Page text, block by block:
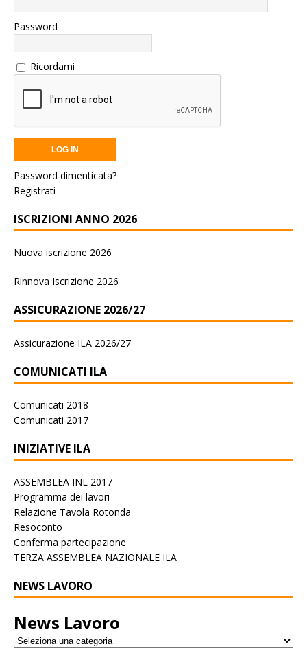
Password
Ricordami
Password dimenticata?
Registrati
ISCRIZIONI ANNO 2026
Nuova iscrizione 2026
Rinnova Iscrizione 2026
ASSICURAZIONE 2026/27
Assicurazione ILA 2026/27
COMUNICATI ILA
Comunicati 2018
Comunicati 2017
INIZIATIVE ILA
ASSEMBLEA INL 2017
Programma dei lavori
Relazione Tavola Rotonda
Resoconto
Conferma partecipazione
TERZA ASSEMBLEA NAZIONALE ILA
NEWS LAVORO
News Lavoro